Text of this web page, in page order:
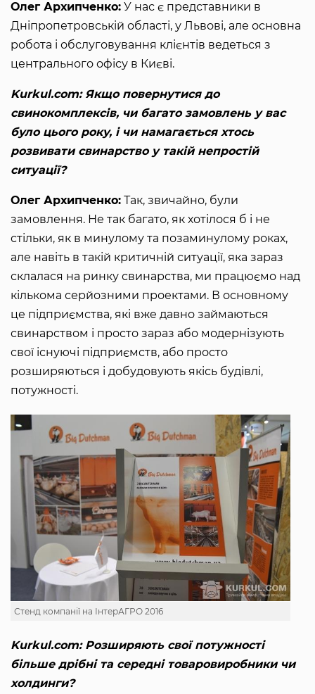
Олег Архипченко: У нас є представники в
Дніпропетровській області, у Львові, але основна
робота і обслуговування клієнтів ведеться з
центрального офісу в Києві.
Kurkul.com: Якщо повернутися до
свинокомплексів, чи багато замовлень у вас
було цього року, і чи намагається хтось
розвивати свинарство у такій непростій
ситуації?
Олег Архипченко: Так, звичайно, були
замовлення. Не так багато, як хотілося б і не
стільки, як в минулому та позаминулому роках,
але навіть в такій критичній ситуації, яка зараз
склалася на ринку свинарства, ми працюємо над
кількома серйозними проектами. В основному
це підприємства, які вже давно займаються
свинарством і просто зараз або модернізують
свої існуючі підприємств, або просто
розширяються і добудовують якісь будівлі,
потужності.
Стенд компанії на ІнтерАГРО 2016
Kurkul.com: Розширяють свої потужності
більше дрібні та середні товаровиробники чи
холдинги?